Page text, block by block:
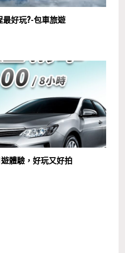
好玩?-包車旅遊
體驗，好玩又好拍